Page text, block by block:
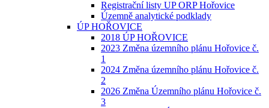
Registrační listy UP ORP Hořovice
Územně analytické podklady
ÚP HOŘOVICE
2018 ÚP HOŘOVICE
2023 Změna územního plánu Hořovice č.
1
2024 Změna územního plánu Hořovice č.
2
2026 Změna Územního plánu Hořovice č.
3